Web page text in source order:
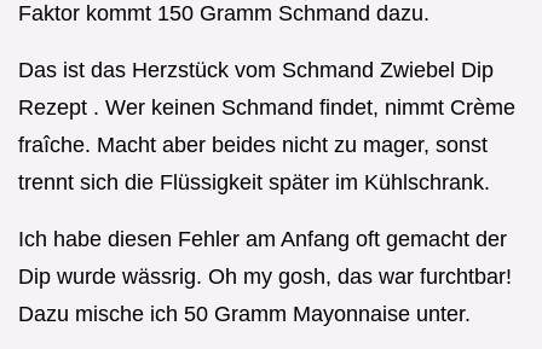
Faktor kommt 150 Gramm Schmand dazu.
Das ist das Herzstück vom Schmand Zwiebel Dip
Rezept . Wer keinen Schmand findet, nimmt Crème
fraîche. Macht aber beides nicht zu mager, sonst
trennt sich die Flüssigkeit später im Kühlschrank.
Ich habe diesen Fehler am Anfang oft gemacht der
Dip wurde wässrig. Oh my gosh, das war furchtbar!
Dazu mische ich 50 Gramm Mayonnaise unter.